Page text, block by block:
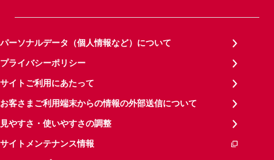
パーソナルデータ（個人情報など）について
プライバシーポリシー
サイトご利用にあたって
お客さまご利用端末からの情報の外部送信について
見やすさ・使いやすさの調整
サイトメンテナンス情報